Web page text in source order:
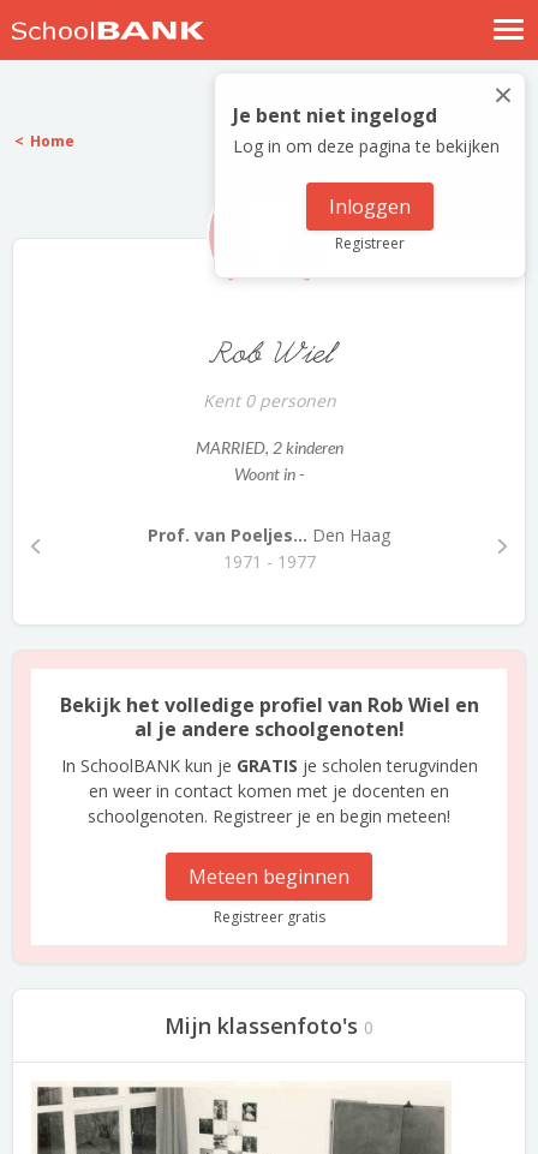
Nostalgische verhalen
Log in
Meld je gratis aan
×
Je bent niet ingelogd
Log in om deze pagina te bekijken
Inloggen
Registreer
Home
Rob Wiel
Kent 0 personen
MARRIED, 2 kinderen
Woont in -
Prof. van Poeljes... Den Haag
1971 - 1977
Bekijk het volledige profiel van Rob Wiel en
al je andere schoolgenoten!
In SchoolBANK kun je GRATIS je scholen terugvinden
en weer in contact komen met je docenten en
schoolgenoten. Registreer je en begin meteen!
Meteen beginnen
Registreer gratis
Mijn klassenfoto's 0